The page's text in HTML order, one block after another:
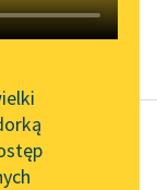
utworu
Lektur